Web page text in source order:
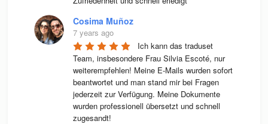
Cosima Muñoz
7 years ago
Ich kann das traduset
Team, insbesondere Frau Silvia Escoté, nur
weiterempfehlen! Meine E-Mails wurden sofort
beantwortet und man stand mir bei Fragen
jederzeit zur Verfügung. Meine Dokumente
wurden professionell übersetzt und schnell
zugesandt!